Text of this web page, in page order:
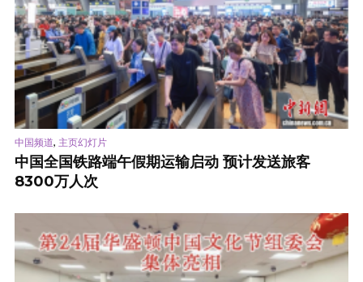
中国频道, 主页幻灯片
中国全国铁路端午假期运输启动 预计发送旅客
8300万人次